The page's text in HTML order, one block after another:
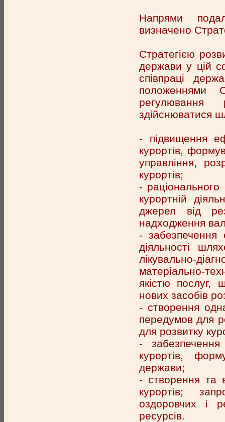
Напрями
визначено
Стратегією
держави у цій
співпраці
положеннями
регулювання
здійснюватися
- підвищення
курортів,
управління,
курортів;
- раціонального
курортній
джерел від
надходження
- забезпечення
діяльності
лікувально-
матеріально-
якістю послуг,
нових засобів
- створення
передумов для
для розвитку
-
курортів,
держави;
- створення та
курортів;
оздоровчих і
ресурсів.